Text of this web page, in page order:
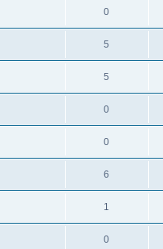
0
5
5
0
0
6
1
0